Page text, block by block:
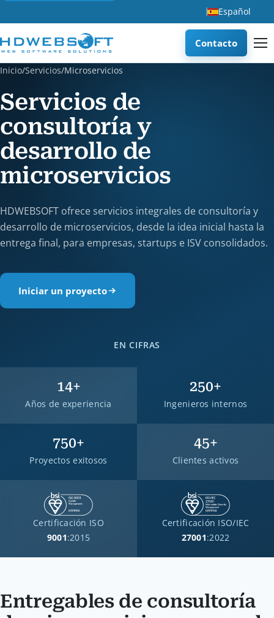
Español
Contacto
Inicio/Servicios/Microservicios
Servicios de
consultoría y
desarrollo de
microservicios
HDWEBSOFT ofrece servicios integrales de consultoría y
desarrollo de microservicios, desde la idea inicial hasta la
entrega final, para empresas, startups e ISV consolidados.
Iniciar un proyecto
EN CIFRAS
14+
Años de experiencia
250+
Ingenieros internos
750+
Proyectos exitosos
45+
Clientes activos
Certificación ISO
9001:2015
Certificación ISO/IEC
27001:2022
Entregables de consultoría